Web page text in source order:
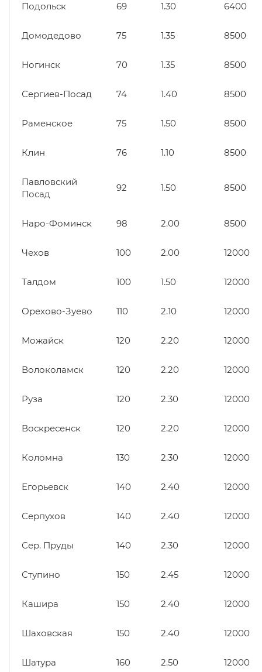
Подольск 69 1.30 6400
Домодедово 75 1.35 8500
Ногинск 70 1.35 8500
Сергиев-Посад 74 1.40 8500
Раменское 75 1.50 8500
Клин 76 1.10 8500
Павловский
Посад
92 1.50 8500
Наро-Фоминск 98 2.00 8500
Чехов 100 2.00 12000
Талдом 100 1.50 12000
Орехово-Зуево 110 2.10 12000
Можайск 120 2.20 12000
Волоколамск 120 2.20 12000
Руза 120 2.30 12000
Воскресенск 120 2.20 12000
Коломна 130 2.30 12000
Егорьевск 140 2.40 12000
Серпухов 140 2.40 12000
Сер. Пруды 140 2.30 12000
Ступино 150 2.45 12000
Кашира 150 2.40 12000
Шаховская 150 2.40 12000
Шатура 160 2.50 12000